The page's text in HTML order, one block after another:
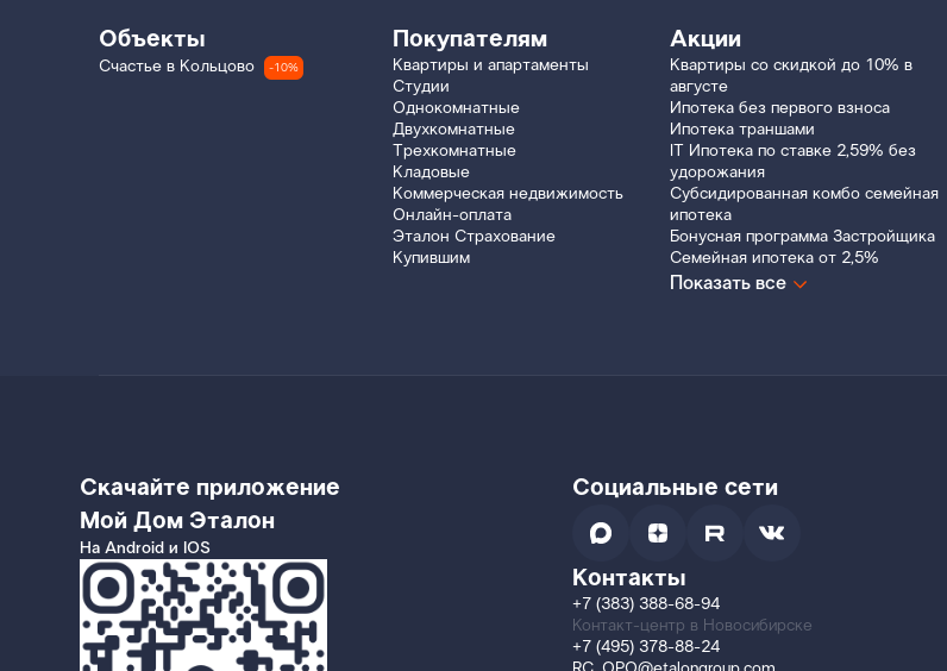
Объекты
Счастье в Кольцово -10%
Покупателям
Квартиры и апартаменты
Студии
Однокомнатные
Двухкомнатные
Трехкомнатные
Кладовые
Коммерческая недвижимость
Онлайн-оплата
Эталон Страхование
Купившим
Акции
Квартиры со скидкой до 10% в
августе
Ипотека без первого взноса
Ипотека траншами
IT Ипотека по ставке 2,59% без
удорожания
Субсидированная комбо семейная
ипотека
Бонусная программа Застройщика
Семейная ипотека от 2,5%
Показать все
Скачайте приложение
Мой Дом Эталон
На Android и IOS
Социальные сети
Контакты
+7 (383) 388-68-94
Контакт-центр в Новосибирске
+7 (495) 378-88-24